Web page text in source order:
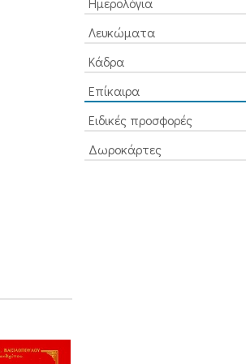
Λευκώματα
Κάδρα
Επίκαιρα
Ειδικές προσφορές
Δωροκάρτες